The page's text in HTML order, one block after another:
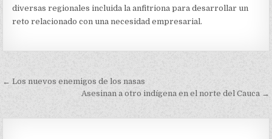
diversas regionales incluida la anfitriona para desarrollar un
reto relacionado con una necesidad empresarial.
Navegación
entradas
← Los nuevos enemigos de los nasas
Asesinan a otro indígena en el norte del Cauca →